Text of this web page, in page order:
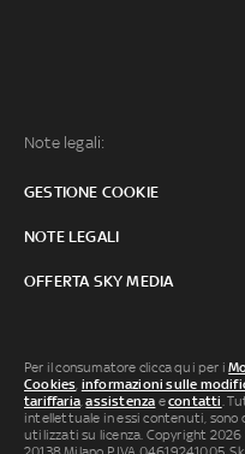
Note legali:
GESTIONE COOKIE
NOTE LEGALI
OFFERTA SKY MEDIA
Per il consumatore clicca qui per i
Cookies informazioni sulle
tariffaria ,assistenza econtatti .
intellettuale in essi contenuti, sono
utilizzati su licenza. Copyright 2026